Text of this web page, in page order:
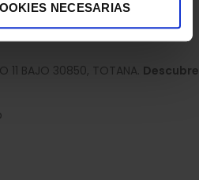
NECESARIAS
de accesorios para el hogar con
11 BAJO 30850, TOTANA. Descubre